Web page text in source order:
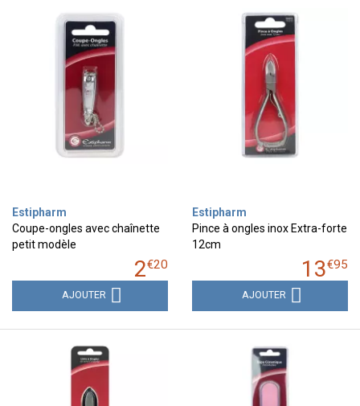
Estipharm
Coupe-ongles avec chaînette
petit modèle
2€20
AJOUTER
Estipharm
Pince à ongles inox Extra-forte
12cm
13€95
AJOUTER